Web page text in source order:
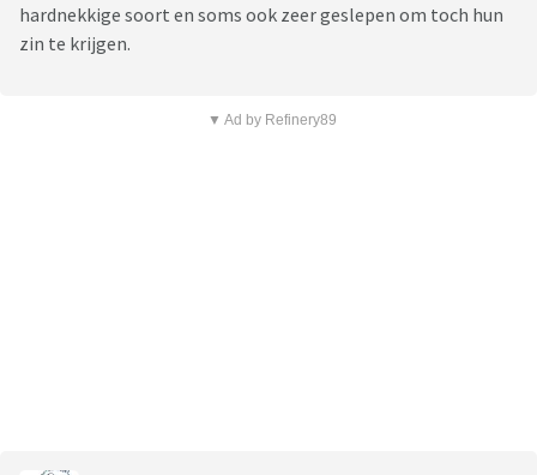
hardnekkige soort en soms ook zeer geslepen om toch hun
zin te krijgen.
▼ Ad by Refinery89